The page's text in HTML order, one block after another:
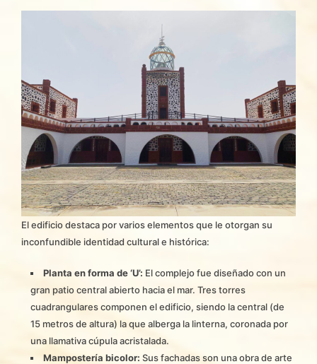
El edificio destaca por varios elementos que le otorgan su
inconfundible identidad cultural e histórica:
Planta en forma de ‘U’: El complejo fue diseñado con un
gran patio central abierto hacia el mar. Tres torres
cuadrangulares componen el edificio, siendo la central (de
15 metros de altura) la que alberga la linterna, coronada por
una llamativa cúpula acristalada.
Mampostería bicolor: Sus fachadas son una obra de arte